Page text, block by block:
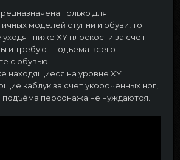
только для
моделей ступни и обуви, то
ниже XY плоскости за счет
и требуют подъёма всего
с обувью.
находящиеся на уровне XY
каблук за счет укороченных ног,
подъёма персонажа не нуждаются.